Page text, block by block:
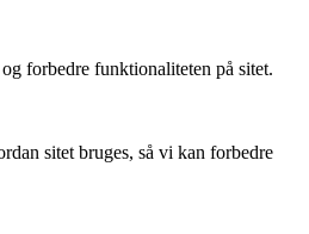
forbedre funktionaliteten på sitet.
sitet bruges, så vi kan forbedre